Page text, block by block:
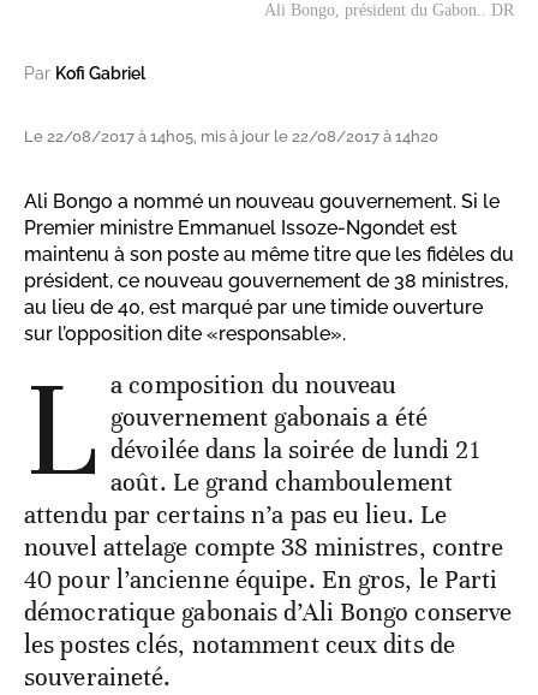
Ali Bongo, président du Gabon.. DR
Par Kofi Gabriel
Le 22/08/2017 à 14h05, mis à jour le 22/08/2017 à 14h20
Ali Bongo a nommé un nouveau gouvernement. Si le
Premier ministre Emmanuel Issoze-Ngondet est
maintenu à son poste au même titre que les fidèles du
président, ce nouveau gouvernement de 38 ministres,
au lieu de 40, est marqué par une timide ouverture
sur l’opposition dite «responsable».
L a composition du nouveau
gouvernement gabonais a été
dévoilée dans la soirée de lundi 21
août. Le grand chamboulement
attendu par certains n’a pas eu lieu. Le
nouvel attelage compte 38 ministres, contre
40 pour l’ancienne équipe. En gros, le Parti
démocratique gabonais d’Ali Bongo conserve
les postes clés, notamment ceux dits de
souveraineté.